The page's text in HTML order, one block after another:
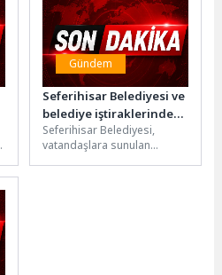
Gündem
Seferihisar Belediyesi ve
belediye iştiraklerinde
yeni ödeme dönemi
başladı
Seferihisar Belediyesi,
vatandaşlara sunulan